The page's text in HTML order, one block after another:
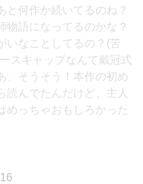
と何作か続いてるのね？
物語になってるのかな？
いなことしてるの？(苦
スキャップなんて戴冠式
、そうそう！本作の初め
読んでたんだけど、主人
めっちゃおもしろかった